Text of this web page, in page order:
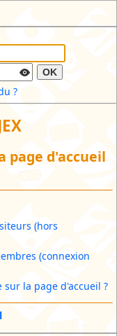
EXtranet
OK
?
page d'accueil
(hors
(connexion
la page d'accueil ?